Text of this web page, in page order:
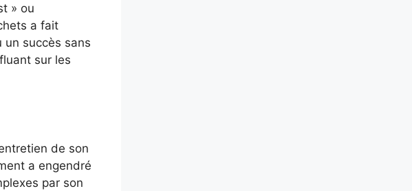
» ou
a fait
un succès sans
sur les
de son
a engendré
par son